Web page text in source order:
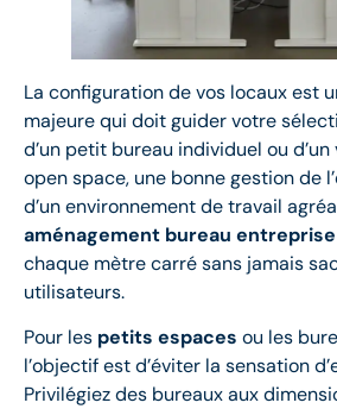
La configuration de vos locaux est
majeure qui doit guider votre
d’un petit bureau individuel ou
open space, une bonne gestion de
d’un environnement de travail
aménagement bureau entreprise
chaque mètre carré sans jamais
utilisateurs.
Pour les petits espaces ou les
l’objectif est d’éviter la sensation
Privilégiez des bureaux aux